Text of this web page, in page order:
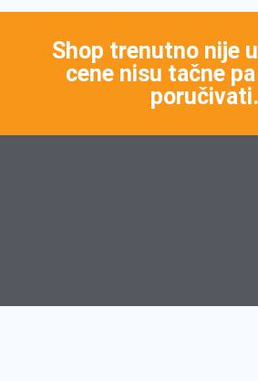
Shop trenutno nije
cene nisu tačne
poručivati.